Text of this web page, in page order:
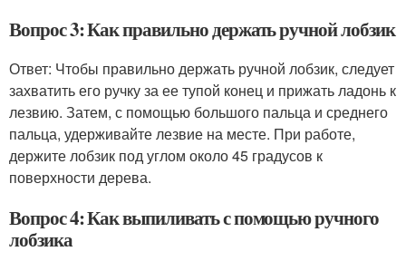
Вопрос 3: Как правильно держать ручной лобзик
Ответ: Чтобы правильно держать ручной лобзик, следует
захватить его ручку за ее тупой конец и прижать ладонь к
лезвию. Затем, с помощью большого пальца и среднего
пальца, удерживайте лезвие на месте. При работе,
держите лобзик под углом около 45 градусов к
поверхности дерева.
Вопрос 4: Как выпиливать с помощью ручного
лобзика